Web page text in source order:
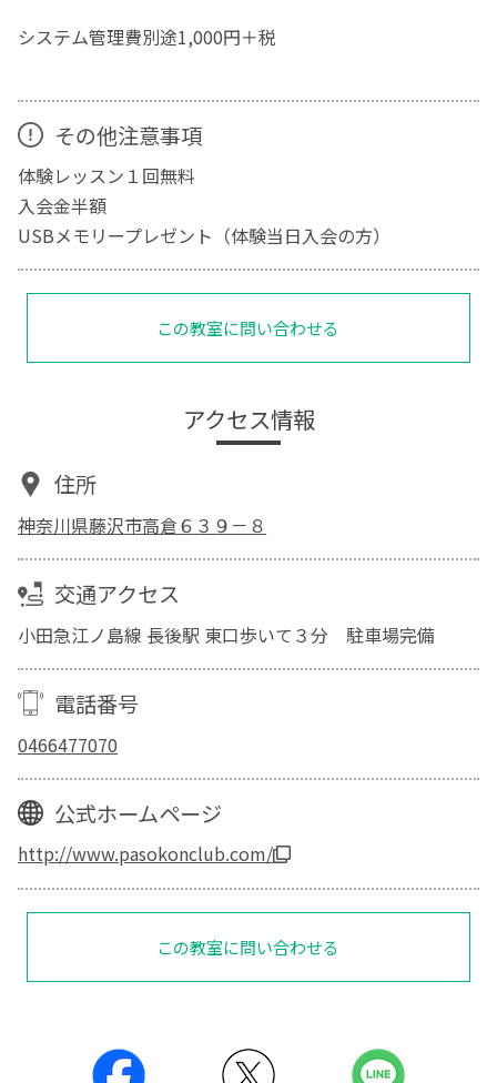
システム管理費別途1,000円＋税
その他注意事項
体験レッスン１回無料
入会金半額
USBメモリープレゼント（体験当日入会の方）
この教室に問い合わせる
アクセス情報
住所
神奈川県藤沢市高倉６３９－８
交通アクセス
小田急江ノ島線 長後駅 東口歩いて３分 駐車場完備
電話番号
0466477070
公式ホームページ
http://www.pasokonclub.com/
この教室に問い合わせる